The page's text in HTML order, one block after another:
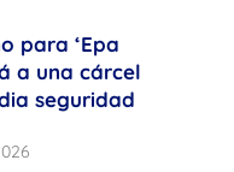
para ‘Epa
a una cárcel
seguridad